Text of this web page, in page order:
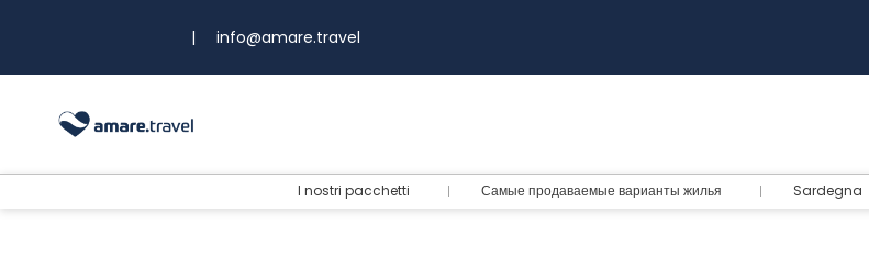
| info@amare.travel
I nostri pacchetti Самые продаваемые варианты жилья Sardegna